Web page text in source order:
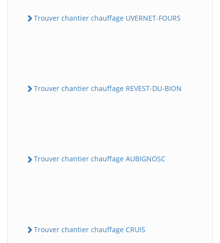
Trouver chantier chauffage UVERNET-FOURS
Trouver chantier chauffage REVEST-DU-BION
Trouver chantier chauffage AUBIGNOSC
Trouver chantier chauffage CRUIS